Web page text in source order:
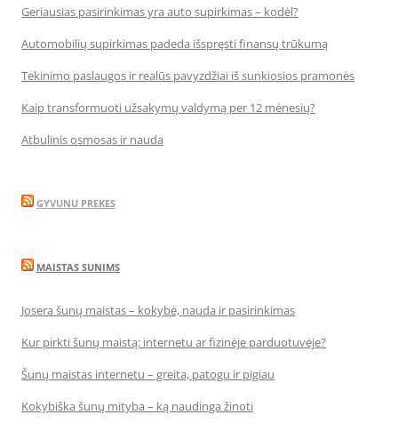
Geriausias pasirinkimas yra auto supirkimas – kodėl?
Automobilių supirkimas padeda išspręsti finansų trūkumą
Tekinimo paslaugos ir realūs pavyzdžiai iš sunkiosios pramonės
Kaip transformuoti užsakymų valdymą per 12 mėnesių?
Atbulinis osmosas ir nauda
GYVUNU PREKES
MAISTAS SUNIMS
Josera šunų maistas – kokybė, nauda ir pasirinkimas
Kur pirkti šunų maistą: internetu ar fizinėje parduotuvėje?
Šunų maistas internetu – greita, patogu ir pigiau
Kokybiška šunų mityba – ką naudinga žinoti